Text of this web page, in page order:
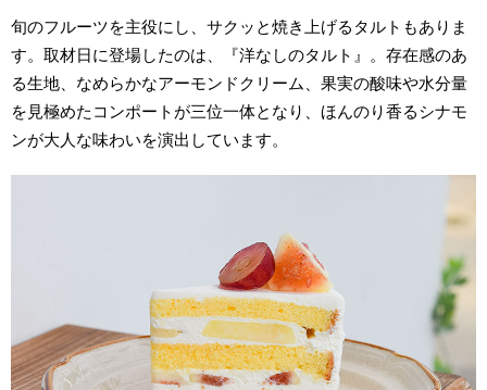
旬のフルーツを主役にし、サクッと焼き上げるタルトもありま
す。取材日に登場したのは、『洋なしのタルト』。存在感のあ
る生地、なめらかなアーモンドクリーム、果実の酸味や水分量
を見極めたコンポートが三位一体となり、ほんのり香るシナモ
ンが大人な味わいを演出しています。